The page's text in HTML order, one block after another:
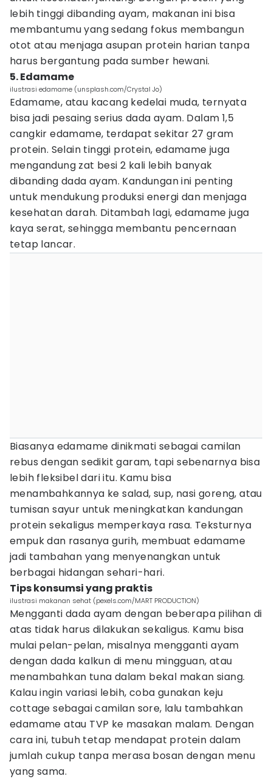
lebih tinggi dibanding ayam, makanan ini bisa
membantumu yang sedang fokus membangun
otot atau menjaga asupan protein harian tanpa
harus bergantung pada sumber hewani.
5. Edamame
ilustrasi edamame (unsplash.com/Crystal Jo)
Edamame, atau kacang kedelai muda, ternyata
bisa jadi pesaing serius dada ayam. Dalam 1,5
cangkir edamame, terdapat sekitar 27 gram
protein. Selain tinggi protein, edamame juga
mengandung zat besi 2 kali lebih banyak
dibanding dada ayam. Kandungan ini penting
untuk mendukung produksi energi dan menjaga
kesehatan darah. Ditambah lagi, edamame juga
kaya serat, sehingga membantu pencernaan
tetap lancar.
Biasanya edamame dinikmati sebagai camilan
rebus dengan sedikit garam, tapi sebenarnya bisa
lebih fleksibel dari itu. Kamu bisa
menambahkannya ke salad, sup, nasi goreng, atau
tumisan sayur untuk meningkatkan kandungan
protein sekaligus memperkaya rasa. Teksturnya
empuk dan rasanya gurih, membuat edamame
jadi tambahan yang menyenangkan untuk
berbagai hidangan sehari-hari.
Tips konsumsi yang praktis
ilustrasi makanan sehat (pexels.com/MART PRODUCTION)
Mengganti dada ayam dengan beberapa pilihan di
atas tidak harus dilakukan sekaligus. Kamu bisa
mulai pelan-pelan, misalnya mengganti ayam
dengan dada kalkun di menu mingguan, atau
menambahkan tuna dalam bekal makan siang.
Kalau ingin variasi lebih, coba gunakan keju
cottage sebagai camilan sore, lalu tambahkan
edamame atau TVP ke masakan malam. Dengan
cara ini, tubuh tetap mendapat protein dalam
jumlah cukup tanpa merasa bosan dengan menu
yang sama.